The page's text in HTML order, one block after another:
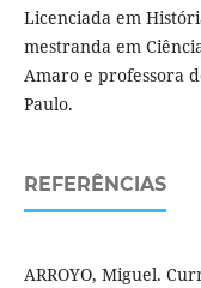
Licenciada em
mestranda em
Amaro e professora
Paulo.
REFERÊNCIAS
ARROYO, Miguel.